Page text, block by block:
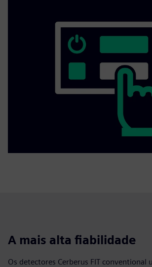
A mais alta fiabilidade
Os detectores Cerberus FIT conventional